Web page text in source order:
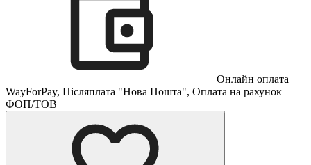
Онлайн оплата
WayForPay, Післяплата "Нова Пошта", Оплата на рахунок
ФОП/ТОВ